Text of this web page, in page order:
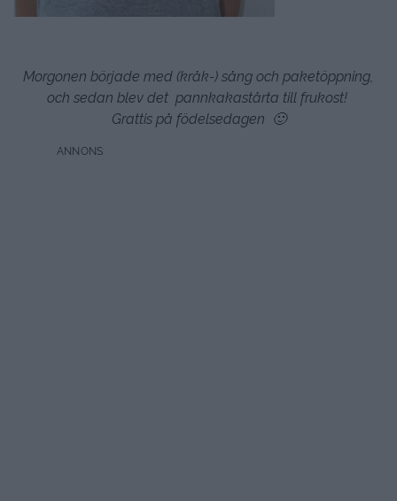
Morgonen började med (kråk-) sång och paketöppning,
och sedan blev det pannkakastårta till frukost!
Grattis på födelsedagen 🙂